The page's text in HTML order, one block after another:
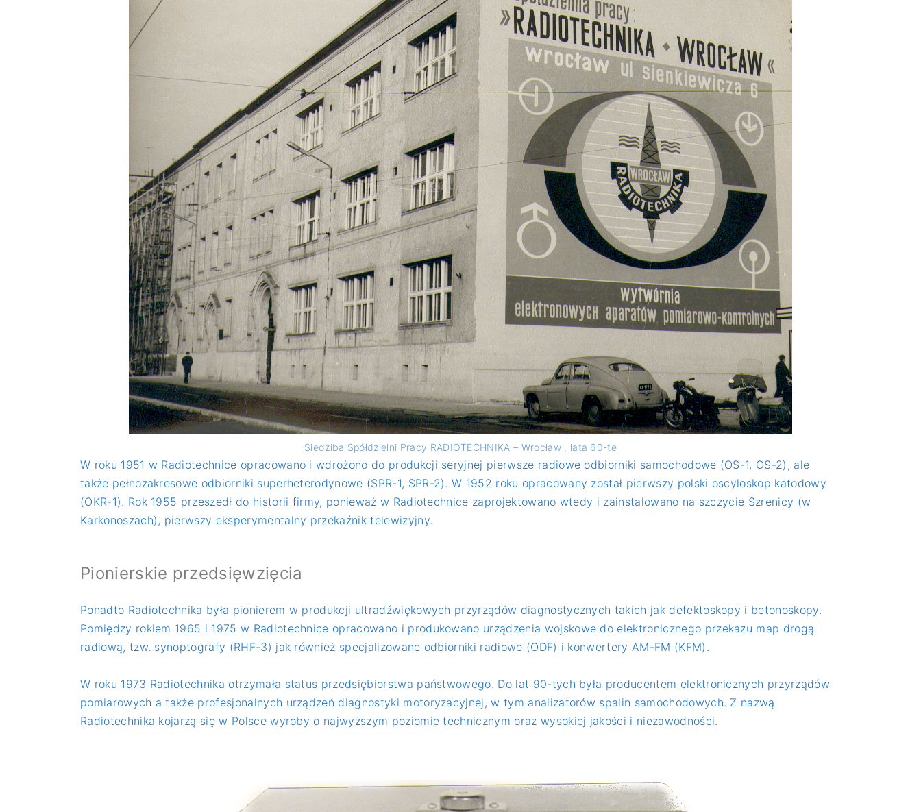
Systemy śledzenia
Słońca (Sun
trackery)
Albedometry
Czujniki
promieniowania UV-
A, UV-B, UV-E
Net Radiometry /
Bilansomierze
Przyrządy
pomiarowe SENSIT
Urządzenia
Bran+Luebbe
Analizatory LAND
Siedziba Spółdzielni Pracy RADIOTECHNIKA – Wrocław , lata 60-te
W roku 1951 w Radiotechnice opracowano i wdrożono do produkcji seryjnej pierwsze radiowe odbiorniki samochodowe (OS-1, OS-2), ale
także pełnozakresowe odbiorniki superheterodynowe (SPR-1, SPR-2). W 1952 roku opracowany został pierwszy polski oscyloskop katodowy
(OKR-1). Rok 1955 przeszedł do historii firmy, ponieważ w Radiotechnice zaprojektowano wtedy i zainstalowano na szczycie Szrenicy (w
Karkonoszach), pierwszy eksperymentalny przekaźnik telewizyjny.
Pionierskie przedsięwzięcia
Ponadto Radiotechnika była pionierem w produkcji ultradźwiękowych przyrządów diagnostycznych takich jak defektoskopy i betonoskopy.
Pomiędzy rokiem 1965 i 1975 w Radiotechnice opracowano i produkowano urządzenia wojskowe do elektronicznego przekazu map drogą
radiową, tzw. synoptografy (RHF-3) jak również specjalizowane odbiorniki radiowe (ODF) i konwertery AM-FM (KFM).
W roku 1973 Radiotechnika otrzymała status przedsiębiorstwa państwowego. Do lat 90-tych była producentem elektronicznych przyrządów
pomiarowych a także profesjonalnych urządzeń diagnostyki motoryzacyjnej, w tym analizatorów spalin samochodowych. Z nazwą
Radiotechnika kojarzą się w Polsce wyroby o najwyższym poziomie technicznym oraz wysokiej jakości i niezawodności.